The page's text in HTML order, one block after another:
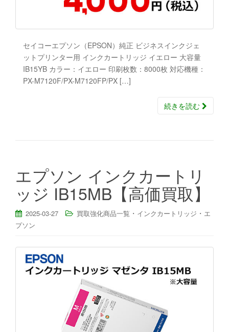
セイコーエプソン（EPSON）純正 ビジネスインクジェ
ットプリンター用 インクカートリッジ イエロー 大容量
IB15YB カラー：イエロー 印刷枚数：8000枚 対応機種：
PX-M7120F/PX-M7120FP/PX […]
続きを読む
エプソン インクカートリ
ッジ IB15MB【高価買取】
2025-03-27 買取強化商品一覧 ・ インクカートリッジ ・ エ
プソン